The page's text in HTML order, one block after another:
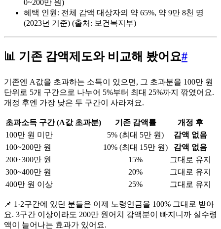
0~200만 원)
혜택 인원: 전체 감액 대상자의 약 65%, 약 9만 8천 명
(2023년 기준) (출처: 보건복지부)
📊 기존 감액제도와 비교해 봤어요#
기존엔 A값을 초과하는 소득이 있으면, 그 초과분을 100만 원
단위로 5개 구간으로 나누어 5%부터 최대 25%까지 깎였어요.
개정 후엔 가장 낮은 두 구간이 사라져요.
초과소득 구간 (A값 초과분) 기존 감액률
개정 후
100만 원 미만
5% (최대 5만 원)
감액 없음
100~200만 원
10% (최대 15만 원)
감액 없음
200~300만 원
15%
그대로 유지
300~400만 원
20%
그대로 유지
400만 원 이상
25% 그대로 유지
📌 1·2구간에 있던 분들은 이제 노령연금을 100% 그대로 받아
요. 3구간 이상이라도 200만 원어치 감액분이 빠지니까 실수령
액이 늘어나는 효과가 있어요.